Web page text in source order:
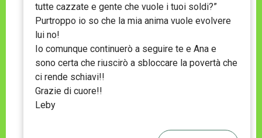
tutte cazzate e gente che vuole i tuoi soldi?”
Purtroppo io so che la mia anima vuole evolvere
lui no!
Io comunque continuerò a seguire te e Ana e
sono certa che riuscirò a sbloccare la povertà che
ci rende schiavi!!
Grazie di cuore!!
Leby